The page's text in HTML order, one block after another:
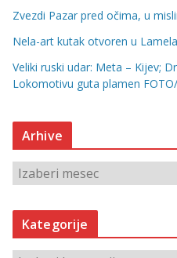
Zvezdi Pazar pred očima, u
Nela-art kutak otvoren u
Veliki ruski udar: Meta – Kijev;
Lokomotivu guta plamen
Arhive
h
v
Kategorije